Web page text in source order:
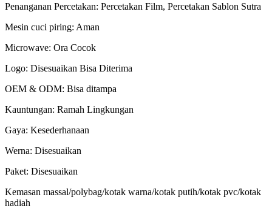
Penanganan Percetakan: Percetakan Film, Percetakan Sablon Sutra
Mesin cuci piring: Aman
Microwave: Ora Cocok
Logo: Disesuaikan Bisa Diterima
OEM & ODM: Bisa ditampa
Kauntungan: Ramah Lingkungan
Gaya: Kesederhanaan
Werna: Disesuaikan
Paket: Disesuaikan
Kemasan massal/polybag/kotak warna/kotak putih/kotak pvc/kotak
hadiah